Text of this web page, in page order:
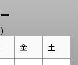
金 土